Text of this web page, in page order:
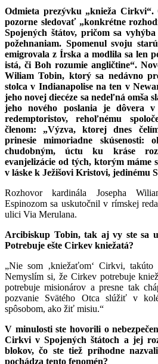
Odmieta prezývku „knieža
pozorne sledovať „konkrétne
Spojených štátov, pričom sa
požehnaniam. Spomenul svoju
emigrovala z Írska a modlila sa len
istá, či Boh rozumie angličtine“.
Wiliam Tobin, ktorý sa nedávno
stolca v Indianapolise na ten v
jeho novej diecéze sa nedeľná omša
jeho nového poslania je dôvera
redemptoristov, rehoľnému
členom: „Výzva, ktorej dnes
prinesie mimoriadne skúsenosti:
chudobným, úctu ku kráse
evanjelizácie od tých, ktorým
v láske k Ježišovi Kristovi, jedinému
Rozhovor kardinála Josepha
Espinozom sa uskutočnil v rímskej
ulici Via Merulana.
Arcibiskup Tobin, tak aj vy ste sa
Potrebuje ešte Cirkev kniežatá?
„Nie som ‚kniežaťom‘ Cirkvi,
Nemyslím si, že Cirkev potrebuje
potrebuje misionárov a presne tak
pozvanie Svätého Otca slúžiť v
spôsobom, ako žiť misiu.“
V minulosti ste hovorili o
Cirkvi v Spojených štátoch a jej
blokov, čo ste tiež príhodne
pochádza tento fenomén?